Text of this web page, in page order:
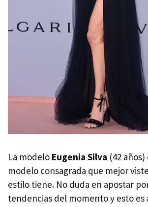
La modelo Eugenia Silva (42
modelo consagrada que mejor
estilo tiene. No duda en apostar
tendencias del momento y esto es